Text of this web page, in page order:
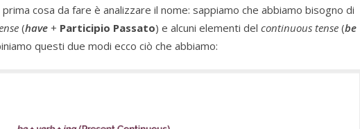
prima cosa da fare è analizzare il nome: sappiamo che abbiamo bisogno di
(have + Participio Passato) e alcuni elementi del continuous tense (be
questi due modi ecco ciò che abbiamo: